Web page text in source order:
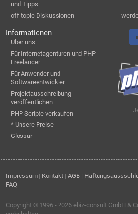
und Tipps
off-topic Diskussionen
Informationen
Über uns
Für Internetagenturen und PHP-
Freelancer
Für Anwender und
Softwareentwickler
Projektausschreibung
veröffentlichen
PHP Scripte verkaufen
* Unsere Preise
Glossar
Impressum | Kontakt | AGB |
FAQ
Copyright © 1996 - 2026 ebiz-consult GmbH &